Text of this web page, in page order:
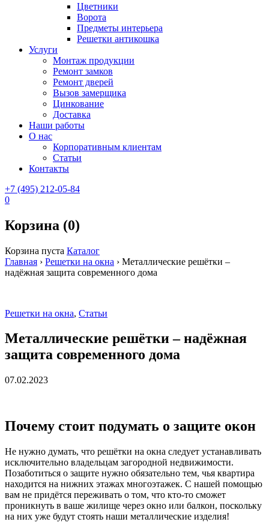
Цветники
Ворота
Предметы интерьера
Решетки антикошка
Услуги
Монтаж продукции
Ремонт замков
Ремонт дверей
Вызов замерщика
Цинкование
Доставка
Наши работы
О нас
Корпоративным клиентам
Статьи
Контакты
+7 (495) 212-05-84
0
Корзина (0)
Корзина пуста Каталог
Главная › Решетки на окна › Металлические решётки –
надёжная защита современного дома
Решетки на окна, Статьи
Металлические решётки – надёжная
защита современного дома
07.02.2023
Почему стоит подумать о защите окон
Не нужно думать, что решётки на окна следует устанавливать
исключительно владельцам загородной недвижимости.
Позаботиться о защите нужно обязательно тем, чья квартира
находится на нижних этажах многоэтажек. С нашей помощью
вам не придётся переживать о том, что кто-то сможет
проникнуть в ваше жилище через окно или балкон, поскольку
на них уже будут стоять наши металлические изделия!